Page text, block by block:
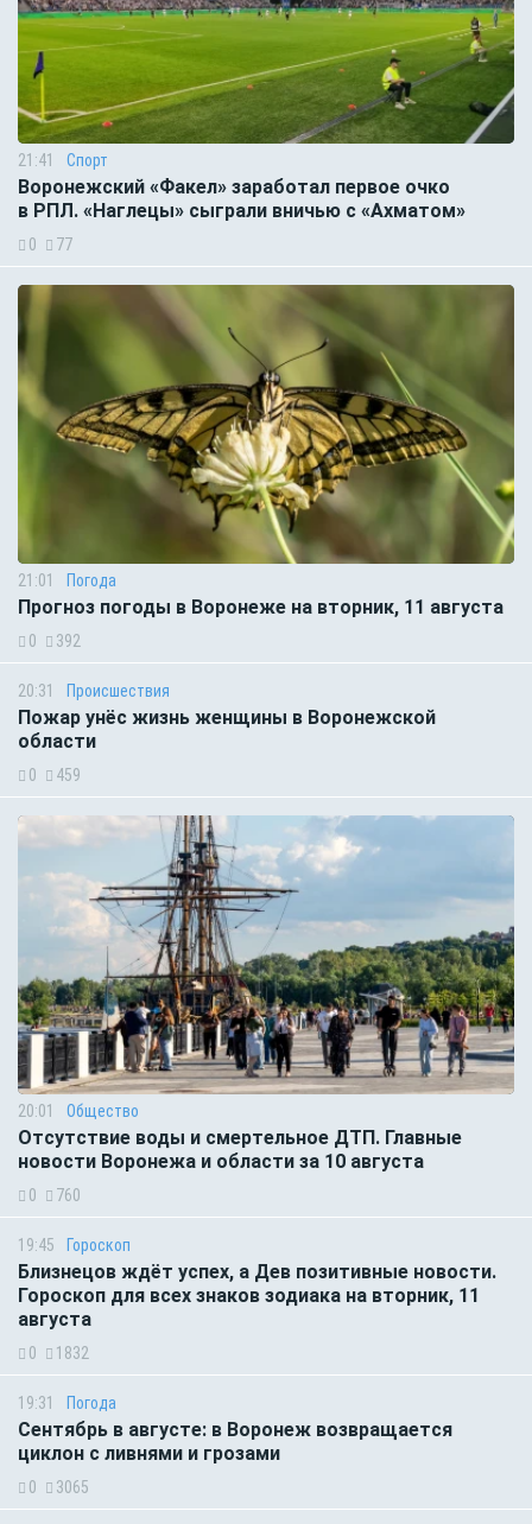
21:41 Спорт
Воронежский «Факел» заработал первое очко
в РПЛ. «Наглецы» сыграли вничью с «Ахматом»
0 77
21:01 Погода
Прогноз погоды в Воронеже на вторник, 11 августа
0 392
20:31 Происшествия
Пожар унёс жизнь женщины в Воронежской
области
0 459
20:01 Общество
Отсутствие воды и смертельное ДТП. Главные
новости Воронежа и области за 10 августа
0 760
19:45 Гороскоп
Близнецов ждёт успех, а Дев позитивные новости.
Гороскоп для всех знаков зодиака на вторник, 11
августа
0 1832
19:31 Погода
Сентябрь в августе: в Воронеж возвращается
циклон с ливнями и грозами
0 3065